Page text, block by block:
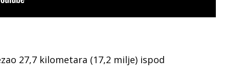
27,7 kilometara (17,2 milje) ispod